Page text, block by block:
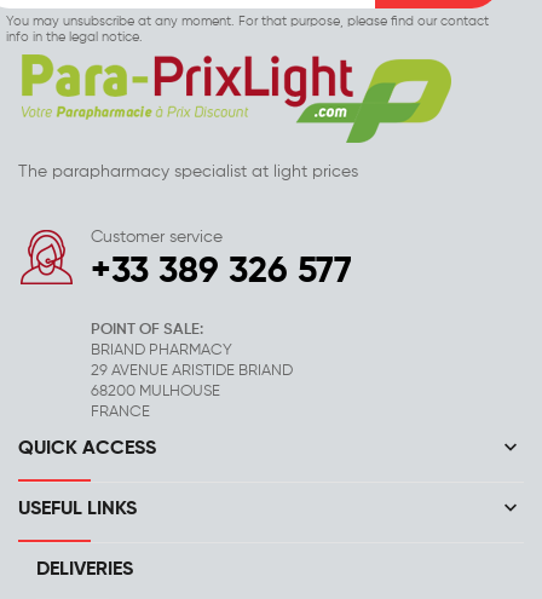
You may unsubscribe at any moment. For that purpose, please find our contact
info in the legal notice.
The parapharmacy specialist at light prices
Customer service
+33 389 326 577
POINT OF SALE:
BRIAND PHARMACY
29 AVENUE ARISTIDE BRIAND
68200 MULHOUSE
FRANCE
QUICK ACCESS keyboard_arrow_down
USEFUL LINKS keyboard_arrow_down
DELIVERIES